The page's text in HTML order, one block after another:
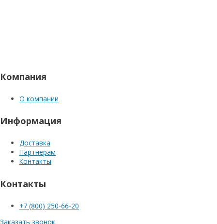
Компания
О компании
Информация
Доставка
Партнерам
Контакты
Контакты
+7 (800) 250-66-20
Заказать звонок